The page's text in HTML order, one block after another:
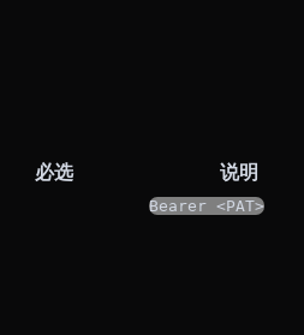
必选 说明
Bearer <PAT>